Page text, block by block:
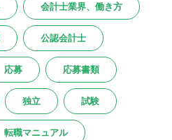
会計士業界、働き方
公認会計士
応募 応募書類
独立 試験
転職マニュアル